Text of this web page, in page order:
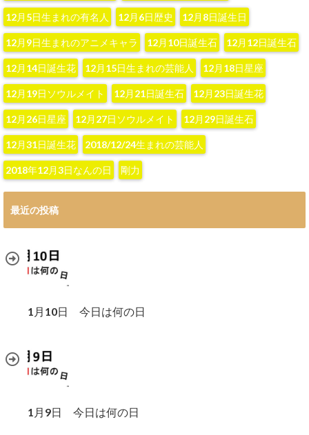
12月5日生まれの有名人 12月6日歴史 12月8日誕生日
12月9日生まれのアニメキャラ 12月10日誕生石 12月12日誕生石
12月14日誕生花 12月15日生まれの芸能人 12月18日星座
12月19日ソウルメイト 12月21日誕生石 12月23日誕生花
12月26日星座 12月27日ソウルメイト 12月29日誕生石
12月31日誕生花 2018/12/24生まれの芸能人
2018年12月3日なんの日 剛力
最近の投稿
1月10日 今日は何の日
1月9日 今日は何の日